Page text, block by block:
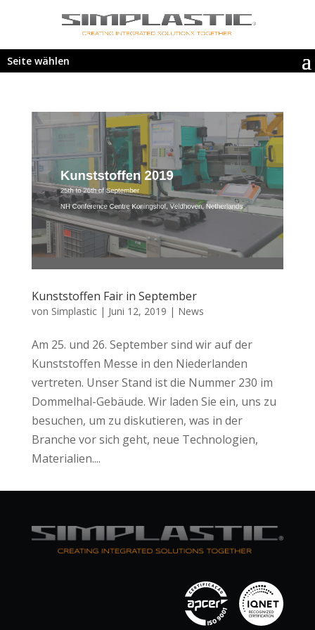
Seite wählen
Kunststoffen Fair in September
von Simplastic| Juni 12, 2019 | News
Am 25. und 26. September sind wir auf der
Kunststoffen Messe in den Niederlanden
vertreten. Unser Stand ist die Nummer 230 im
Dommelhal-Gebäude. Wir laden Sie ein, uns zu
besuchen, um zu diskutieren, was in der
Branche vor sich geht, neue Technologien,
Materialien....